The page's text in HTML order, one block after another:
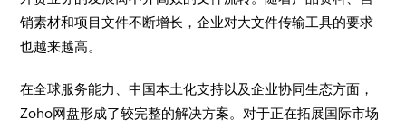
销素材和项目文件不断增长，企业对大文件传输工具的要求
也越来越高。
在全球服务能力、中国本土化支持以及企业协同生态方面，
Zoho网盘形成了较完整的解决方案。对于正在拓展国际市场